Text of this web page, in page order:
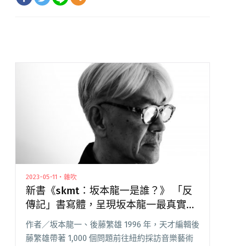
2023-05-11・雜吹
新書《skmt：坂本龍一是誰？》 「反
傳記」書寫體，呈現坂本龍一最真實、
直接的話語
作者／坂本龍一、後藤繁雄 1996 年，天才編輯後
藤繁雄帶著 1,000 個問題前往紐約採訪音樂藝術